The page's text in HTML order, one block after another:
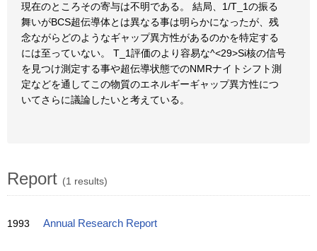
現在のところその寄与は不明である。 結局、1/T_1の振る
舞いがBCS超伝導体とは異なる事は明らかになったが、残
念ながらどのようなギャップ異方性があるのかを特定する
には至っていない。 T_1評価のより容易な^<29>Si核の信号
を見つけ測定する事や超伝導状態でのNMRナイトシフト測
定などを通してこの物質のエネルギーギャップ異方性につ
いてさらに議論したいと考えている。
Report (1 results)
1993 Annual Research Report